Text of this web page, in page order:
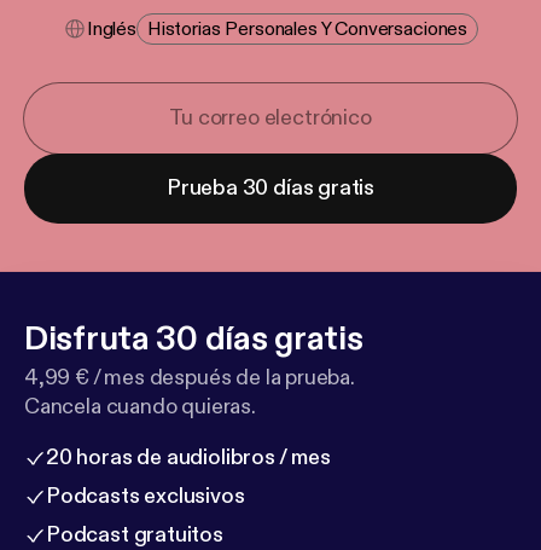
Inglés Historias Personales Y Conversaciones
Prueba 30 días gratis
Disfruta 30 días gratis
4,99 € / mes después de la prueba.
Cancela cuando quieras.
20 horas de audiolibros / mes
Podcasts exclusivos
Podcast gratuitos